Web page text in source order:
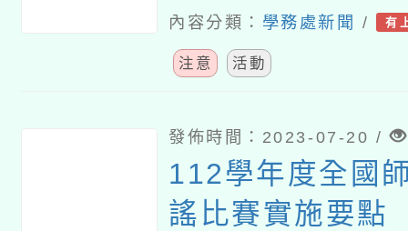
樂廳及臺北市政
舉辦《狼與彼得
內容分類： 學務處新聞 / 有
注意 活動
發佈時間：2023-07-20 /
112學年度全國
謠比賽實施要點